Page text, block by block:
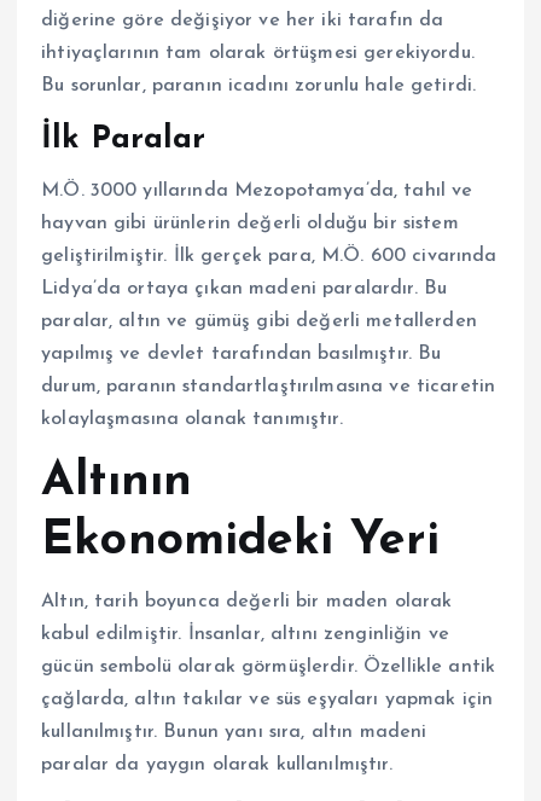
diğerine göre değişiyor ve her iki tarafın da
ihtiyaçlarının tam olarak örtüşmesi gerekiyordu.
Bu sorunlar, paranın icadını zorunlu hale getirdi.
İlk Paralar
M.Ö. 3000 yıllarında Mezopotamya’da, tahıl ve
hayvan gibi ürünlerin değerli olduğu bir sistem
geliştirilmiştir. İlk gerçek para, M.Ö. 600 civarında
Lidya’da ortaya çıkan madeni paralardır. Bu
paralar, altın ve gümüş gibi değerli metallerden
yapılmış ve devlet tarafından basılmıştır. Bu
durum, paranın standartlaştırılmasına ve ticaretin
kolaylaşmasına olanak tanımıştır.
Altının
Ekonomideki Yeri
Altın, tarih boyunca değerli bir maden olarak
kabul edilmiştir. İnsanlar, altını zenginliğin ve
gücün sembolü olarak görmüşlerdir. Özellikle antik
çağlarda, altın takılar ve süs eşyaları yapmak için
kullanılmıştır. Bunun yanı sıra, altın madeni
paralar da yaygın olarak kullanılmıştır.